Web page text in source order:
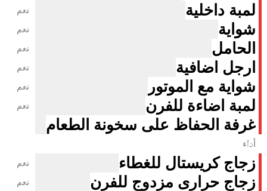
لمبة داخلية نعم
شواية نعم
الحامل نعم
ارجل اضافية نعم
شواية مع الموتور نعم
لمبة اضاءة للفرن نعم
غرفة الحفاظ على سخونة الطعام
أداء
زجاج كريستال للغطاء نعم
زجاج حرارى مزدوج للفرن نعم